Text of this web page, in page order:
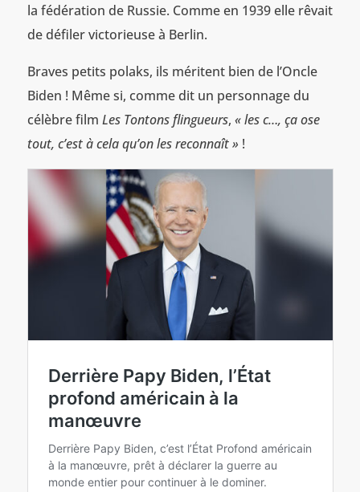
la fédération de Russie. Comme en 1939 elle rêvait
de défiler victorieuse à Berlin.
Braves petits polaks, ils méritent bien de l’Oncle
Biden ! Même si, comme dit un personnage du
célèbre film Les Tontons flingueurs, « les c…, ça ose
tout, c’est à cela qu’on les reconnaît » !